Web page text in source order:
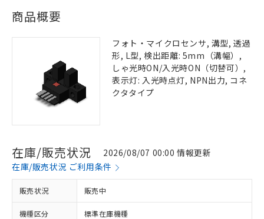
商品概要
フォト・マイクロセンサ, 溝型, 透過
形, L型, 検出距離: 5mm（溝幅）,
しゃ光時ON/入光時ON（切替可）,
表示灯: 入光時点灯, NPN出力, コネ
クタタイプ
在庫/販売状況
2026/08/07 00:00 情報更新
在庫/販売状況 ご利用条件
販売状況 販売中
機種区分 標準在庫機種